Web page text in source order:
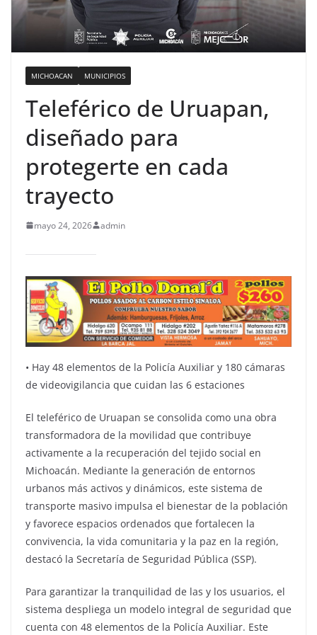
MICHOACAN MUNICIPIOS
Teleférico de Uruapan,
diseñado para
protegerte en cada
trayecto
mayo 24, 2026 admin
•⁠ ⁠Hay 48 elementos de la Policía Auxiliar y 180 cámaras
de videovigilancia que cuidan las 6 estaciones
El teleférico de Uruapan se consolida como una obra
transformadora de la movilidad que contribuye
activamente a la recuperación del tejido social en
Michoacán. Mediante la generación de entornos
urbanos más activos y dinámicos, este sistema de
transporte masivo impulsa el bienestar de la población
y favorece espacios ordenados que fortalecen la
convivencia, la vida comunitaria y la paz en la región,
destacó la Secretaría de Seguridad Pública (SSP).
Para garantizar la tranquilidad de las y los usuarios, el
sistema despliega un modelo integral de seguridad que
cuenta con 48 elementos de la Policía Auxiliar. Este